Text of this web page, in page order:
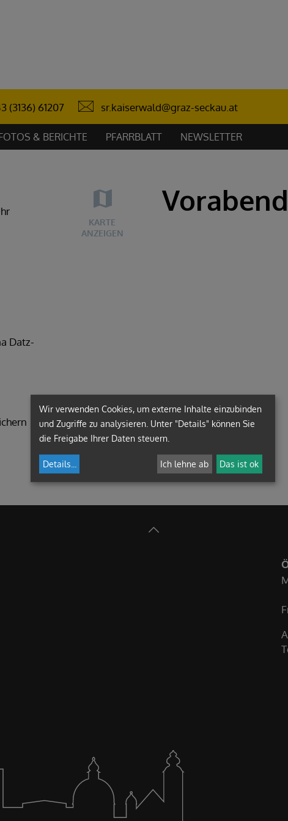
(3136) 61207 sr.kaiserwald@graz-seckau.at
& BERICHTE PFARRBLATT NEWSLETTER
Datz-
KARTE
ANZEIGEN
Wir verwenden Cookies, um externe Inhalte einzubinden
und Zugriffe zu analysieren. Unter "Details" können Sie
die Freigabe Ihrer Daten steuern.
Details Ich lehne ab Das ist ok